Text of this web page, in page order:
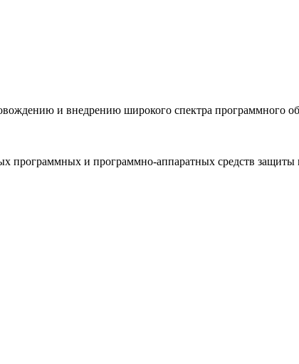
и внедрению широкого спектра программного
программных и программно-аппаратных средств